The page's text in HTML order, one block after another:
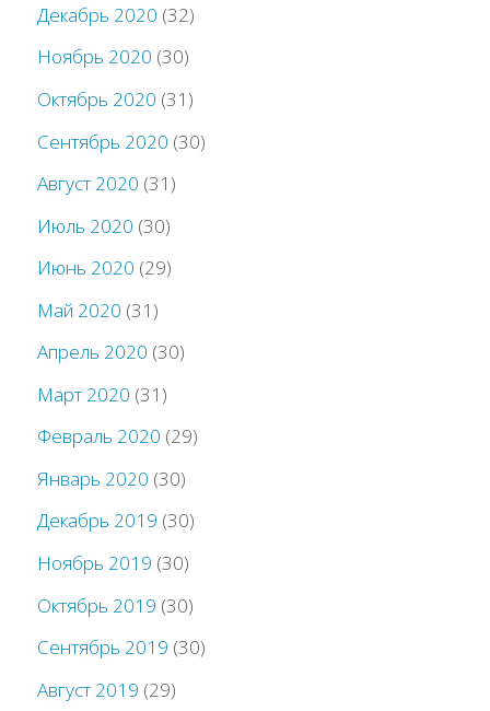
Декабрь 2020 (32)
Ноябрь 2020 (30)
Октябрь 2020 (31)
Сентябрь 2020 (30)
Август 2020 (31)
Июль 2020 (30)
Июнь 2020 (29)
Май 2020 (31)
Апрель 2020 (30)
Март 2020 (31)
Февраль 2020 (29)
Январь 2020 (30)
Декабрь 2019 (30)
Ноябрь 2019 (30)
Октябрь 2019 (30)
Сентябрь 2019 (30)
Август 2019 (29)